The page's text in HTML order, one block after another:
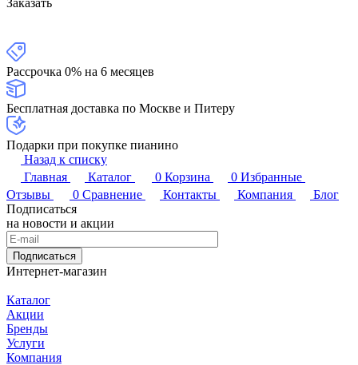
Заказать
Рассрочка 0% на 6 месяцев
Бесплатная доставка по Москве и Питеру
Подарки при покупке пианино
Назад к списку
Главная
Каталог 0 Корзина 0 Избранные
Отзывы
0 Сравнение Контакты Компания
Блог
Подписаться
на новости и акции
Подписаться
Интернет-магазин
Каталог
Акции
Бренды
Услуги
Компания